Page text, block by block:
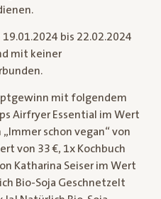
bis 22.02.2024
mit keiner
mit folgendem
Airfryer Essential im Wert
schon vegan“ von
von 33 €, 1x Kochbuch
Katharina Seiser im Wert
Bio-Soja Geschnetzelt